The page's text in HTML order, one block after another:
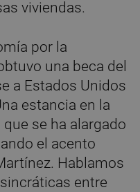
viviendas.
por la
una beca del
a Estados Unidos
estancia en la
se ha alargado
el acento
Hablamos
entre